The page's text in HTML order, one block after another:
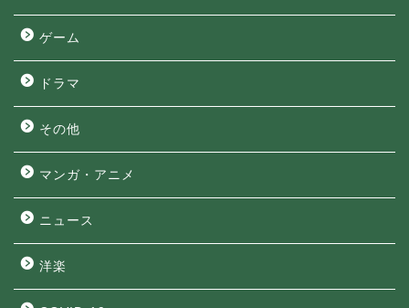
ゲーム
ドラマ
その他
マンガ・アニメ
ニュース
洋楽